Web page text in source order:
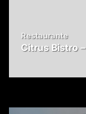
Restaurante
Citrus Bistro